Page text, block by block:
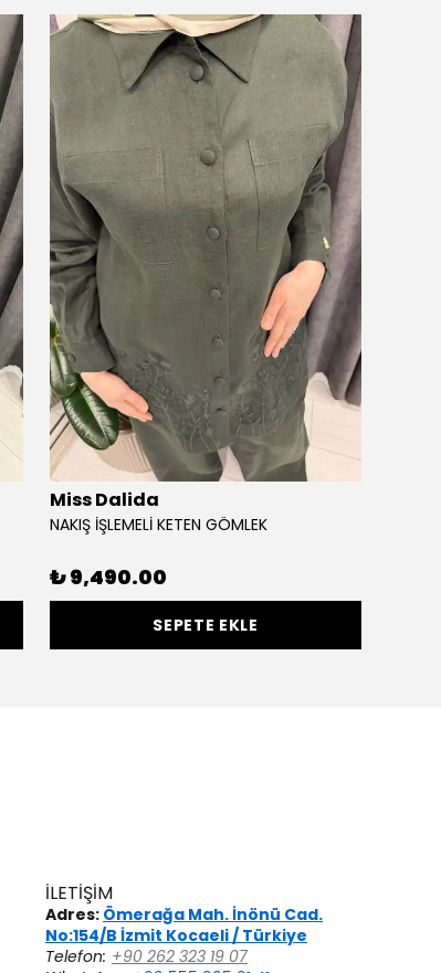
Miss Dalida
NAKIŞ İŞLEMELİ KETEN GÖMLEK
₺ 9,490.00
SEPETE EKLE
İLETİŞİM
Adres: Ömerağa Mah. İnönü Cad.
No:154/B İzmit Kocaeli / Türkiye
Telefon: +90 262 323 19 07